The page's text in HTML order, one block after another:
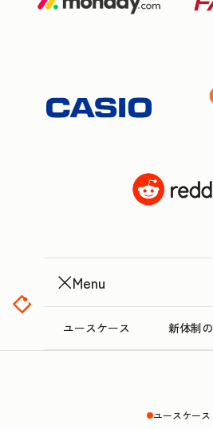
Menu
ユースケース 新体制
ユースケース